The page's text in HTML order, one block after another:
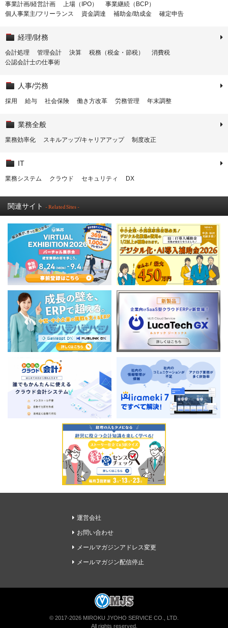
事業計画/経営計画 上場（IPO）
事業継続（BCP）
個人事業主/フリーランス
資金調達 補助金/助成金 確定申告
経理/財務
会計処理 管理会計 決算 税務（税金・節税）
消費税
公認会計士の仕事術
人事/労務
採用 給与 社会保険 働き方改革 労務管理 年末調整
業務全般
業務効率化 スキルアップ/キャリアアップ 制度改正
IT
業務システム クラウド セキュリティ DX
関連サイト - Related Sites -
運営会社
お問い合わせ
メールマガジンアドレス変更
メールマガジン配信停止
© 2017-2026 MIROKU JYOHO SERVICE CO., LTD.
All rights reserved.
経理ドリブンの無料メルマガに登録